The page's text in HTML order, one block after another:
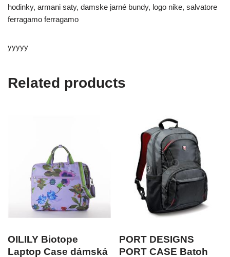
hodinky, armani saty, damske jarné bundy, logo nike, salvatore
ferragamo ferragamo
yyyyy
Related products
OILILY Biotope
Laptop Case dámská
PORT DESIGNS
PORT CASE Batoh